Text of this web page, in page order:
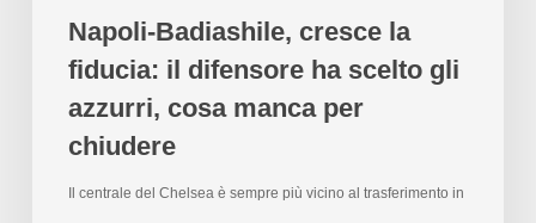
Napoli-Badiashile, cresce la
fiducia: il difensore ha scelto gli
azzurri, cosa manca per
chiudere
Il centrale del Chelsea è sempre più vicino al trasferimento in